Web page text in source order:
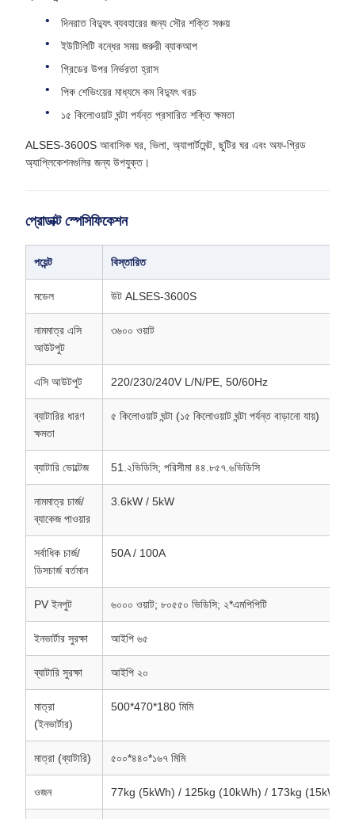
দিনরাত বিদ্যুৎ ব্যবহারের জন্য সৌর শক্তি সঞ্চয়
ইউটিলিটি বন্ধের সময় জরুরী ব্যাকআপ
গ্রিডের উপর নির্ভরতা হ্রাস
পিক শেভিংয়ের মাধ্যমে কম বিদ্যুৎ খরচ
১৫ কিলোওয়াট ঘন্টা পর্যন্ত প্রসারিত শক্তি ক্ষমতা
ALSES-3600S আবাসিক ঘর, ভিলা, অ্যাপার্টমেন্ট, ছুটির ঘর এবং অফ-গ্রিড
অ্যাপ্লিকেশনগুলির জন্য উপযুক্ত।
প্রোডাক্ট স্পেসিফিকেশন
পয়েন্ট বিস্তারিত
মডেল উট ALSES-3600S
নামমাত্র এসি
আউটপুট
৩৬০০ ওয়াট
এসি আউটপুট 220/230/240V L/N/PE, 50/60Hz
ব্যাটারির ধারণ
ক্ষমতা
৫ কিলোওয়াট ঘন্টা (১৫ কিলোওয়াট ঘন্টা পর্যন্ত বাড়ানো যায়)
ব্যাটারি ভোল্টেজ 51.২ভিডিসি; পরিসীমা ৪৪.৮৫৭.৬ভিডিসি
নামমাত্র চার্জ/
ব্যাকেজ পাওয়ার
3.6kW / 5kW
সর্বাধিক চার্জ/
ডিসচার্জ বর্তমান
50A / 100A
PV ইনপুট ৬০০০ ওয়াট; ৮০৫৫০ ভিডিসি; ২*এমপিপিটি
ইনভার্টার সুরক্ষা আইপি ৬৫
ব্যাটারি সুরক্ষা আইপি ২০
মাত্রা
(ইনভার্টার)
500*470*180 মিমি
মাত্রা (ব্যাটারি) ৫০০*৪৪০*১৬৭ মিমি
ওজন 77kg (5kWh) / 125kg (10kWh) / 173kg (15kWh)